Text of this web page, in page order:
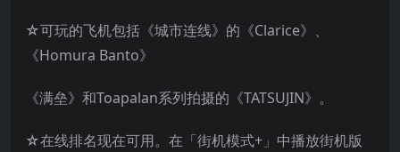
☆可玩的飞机包括《城市连线》的《Clarice》、
《Homura Banto》
《满垒》和Toapalan系列拍摄的《TATSUJIN》。
☆在线排名现在可用。在「街机模式+」中播放街机版